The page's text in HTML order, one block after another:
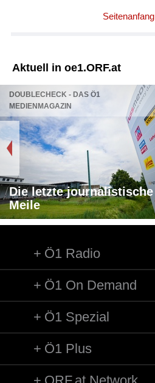
Seitenanfang
Aktuell in oe1.ORF.at
DOUBLECHECK - DAS Ö1
MEDIENMAGAZIN
Die letzte journalistische
Meile
Ö1 Radio
Ö1 On Demand
Ö1 Spezial
Ö1 Plus